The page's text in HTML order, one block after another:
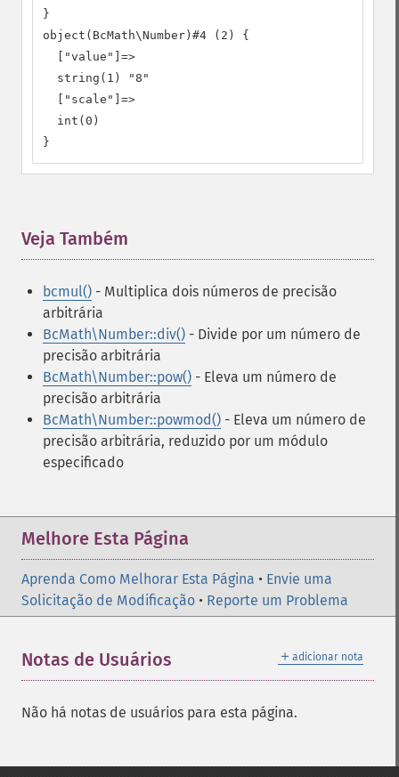
}
object(BcMath\Number)#4 (2) {
  ["value"]=>
  string(1) "8"
  ["scale"]=>
  int(0)
}
Veja Também
bcmul() - Multiplica dois números de precisão
arbitrária
BcMath\Number::div() - Divide por um número de
precisão arbitrária
BcMath\Number::pow() - Eleva um número de
precisão arbitrária
BcMath\Number::powmod() - Eleva um número de
precisão arbitrária, reduzido por um módulo
especificado
Melhore Esta Página
Aprenda Como Melhorar Esta Página • Envie uma
Solicitação de Modificação • Reporte um Problema
＋ adicionar nota
Notas de Usuários
Não há notas de usuários para esta página.